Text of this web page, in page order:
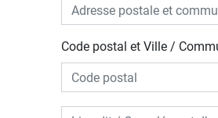
Code postal et Ville /